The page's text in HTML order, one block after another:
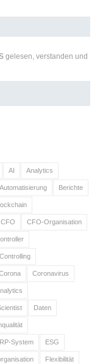
gelesen, verstanden und
AI Analytics
Automatisierung Berichte
CFO CFO-Organisation
Controlling
Coronavirus
Daten
System ESG
Flexibilität